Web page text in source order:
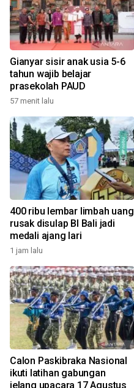
Gianyar sisir anak usia 5-6
tahun wajib belajar
prasekolah PAUD
57 menit lalu
400 ribu lembar limbah uang
rusak disulap BI Bali jadi
medali ajang lari
1 jam lalu
Calon Paskibraka Nasional
ikuti latihan gabungan
jelang upacara 17 Agustus